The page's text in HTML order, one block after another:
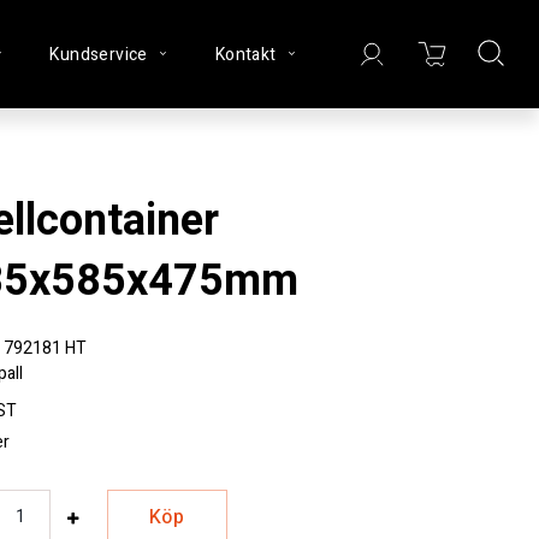
Kundservice Kontakt
792181 HT
Köp